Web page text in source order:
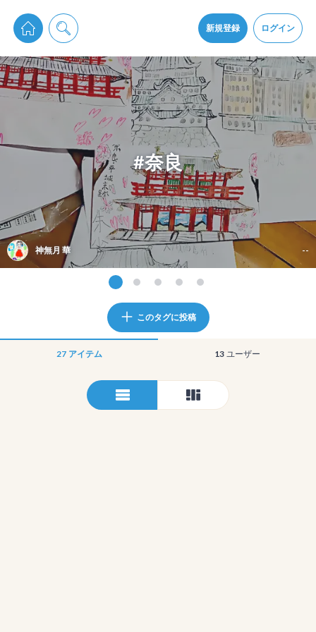
新規登録 ログイン
pixiv Sketchは2024年5月28日付で プライパシーポリシーを改定しました。
通知を受け取るにはここをクリックします
pixiv Sketchアプリでさらに快適に！
アプリをインストール
#奈良
神無月 華 --
このタグに投稿
27 アイテム 13 ユーザー